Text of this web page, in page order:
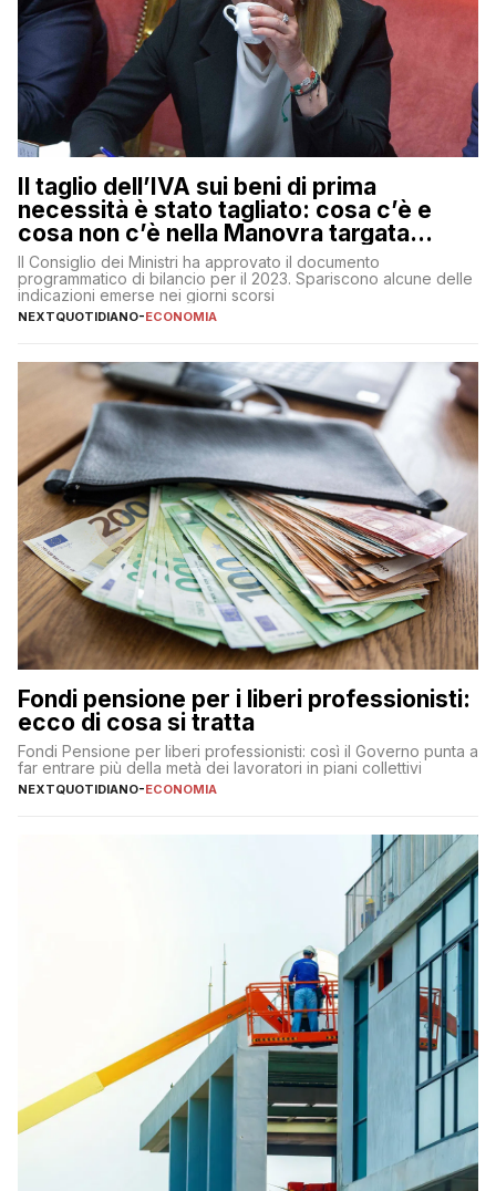
Il taglio dell’IVA sui beni di prima
necessità è stato tagliato: cosa c’è e
cosa non c’è nella Manovra targata
Meloni
Il Consiglio dei Ministri ha approvato il documento
programmatico di bilancio per il 2023. Spariscono alcune delle
indicazioni emerse nei giorni scorsi
NEXTQUOTIDIANO-ECONOMIA
Fondi pensione per i liberi professionisti:
ecco di cosa si tratta
Fondi Pensione per liberi professionisti: così il Governo punta a
far entrare più della metà dei lavoratori in piani collettivi
NEXTQUOTIDIANO-ECONOMIA